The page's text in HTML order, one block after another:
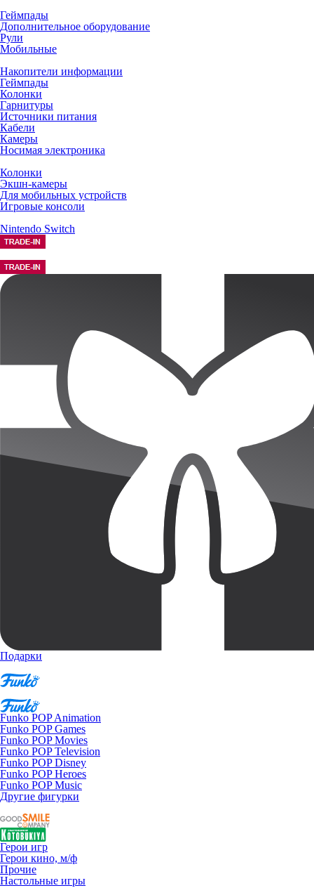
Геймпады
Дополнительное оборудование
Рули
Мобильные
Накопители информации
Геймпады
Колонки
Гарнитуры
Источники питания
Кабели
Камеры
Носимая электроника
Колонки
Экшн-камеры
Для мобильных устройств
Игровые консоли
Nintendo Switch
Подарки
Funko POP Animation
Funko POP Games
Funko POP Movies
Funko POP Television
Funko POP Disney
Funko POP Heroes
Funko POP Music
Другие фигурки
Герои игр
Герои кино, м/ф
Прочие
Настольные игры